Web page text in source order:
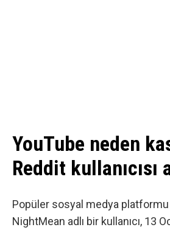
YouTube neden
Reddit kullanıcısı
Popüler sosyal medya platformu
NightMean adlı bir kullanıcı, 13